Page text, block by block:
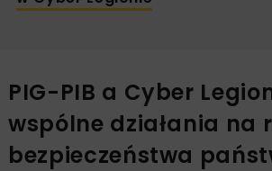
PIG-PIB a Cyber
wspólne działania na
bezpieczeństwa